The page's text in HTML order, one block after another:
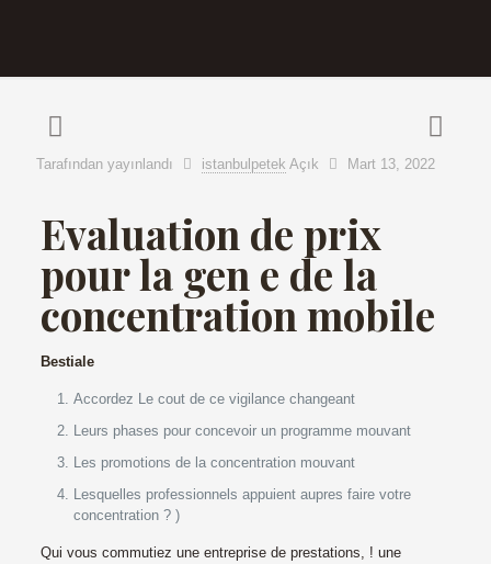
Tarafından yayınlandı istanbulpetek Açık Mart 13, 2022
Evaluation de prix
pour la gen e de la
concentration mobile
Bestiale
Accordez Le cout de ce vigilance changeant
Leurs phases pour concevoir un programme mouvant
Les promotions de la concentration mouvant
Lesquelles professionnels appuient aupres faire votre
concentration ? )
Qui vous commutiez une entreprise de prestations, ! une